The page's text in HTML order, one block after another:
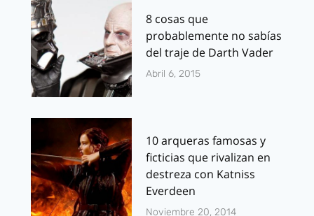
8 cosas que
probablemente no sabías
del traje de Darth Vader
Abril 6, 2015
10 arqueras famosas y
ficticias que rivalizan en
destreza con Katniss
Everdeen
Noviembre 20, 2014